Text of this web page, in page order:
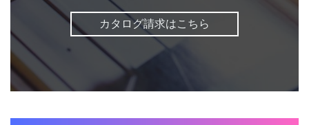
カタログ請求はこちら